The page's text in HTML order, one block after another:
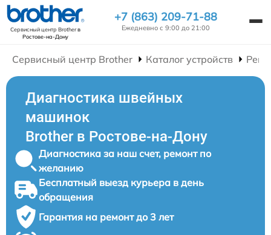
Сервисный центр Brotherв
Ростове-на-Дону
+7 (863) 209-71-88
Ежедневно с 9:00 до 21:00
Сервисный центр Brother Каталог устройств
Диагностика швейных
машинок
Brother в Ростове-на-Дону
Диагностика за наш счет, ремонт по
желанию
Бесплатный выезд курьера в день
обращения
Гарантия на ремонт до 3 лет